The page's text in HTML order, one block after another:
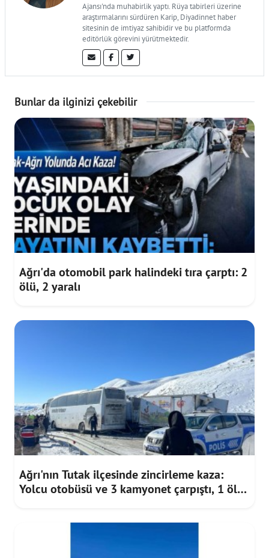
Ajansı'nda muhabirlik yaptı. Rüya tabirleri üzerine
araştırmalarını sürdüren Karip, Diyadinnet haber
sitesinin de imtiyaz sahibidir ve bu platformda
editörlük görevini yürütmektedir.
Bunlar da ilginizi çekebilir
Ağrı'da otomobil park halindeki tıra çarptı: 2
ölü, 2 yaralı
Ağrı'nın Tutak ilçesinde zincirleme kaza:
Yolcu otobüsü ve 3 kamyonet çarpıştı, 1 ölü